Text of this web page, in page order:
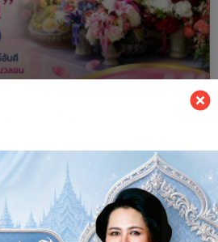
5 August, 2026